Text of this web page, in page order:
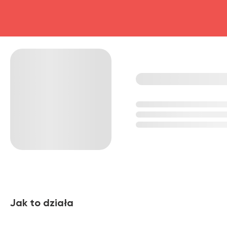
Jak to działa